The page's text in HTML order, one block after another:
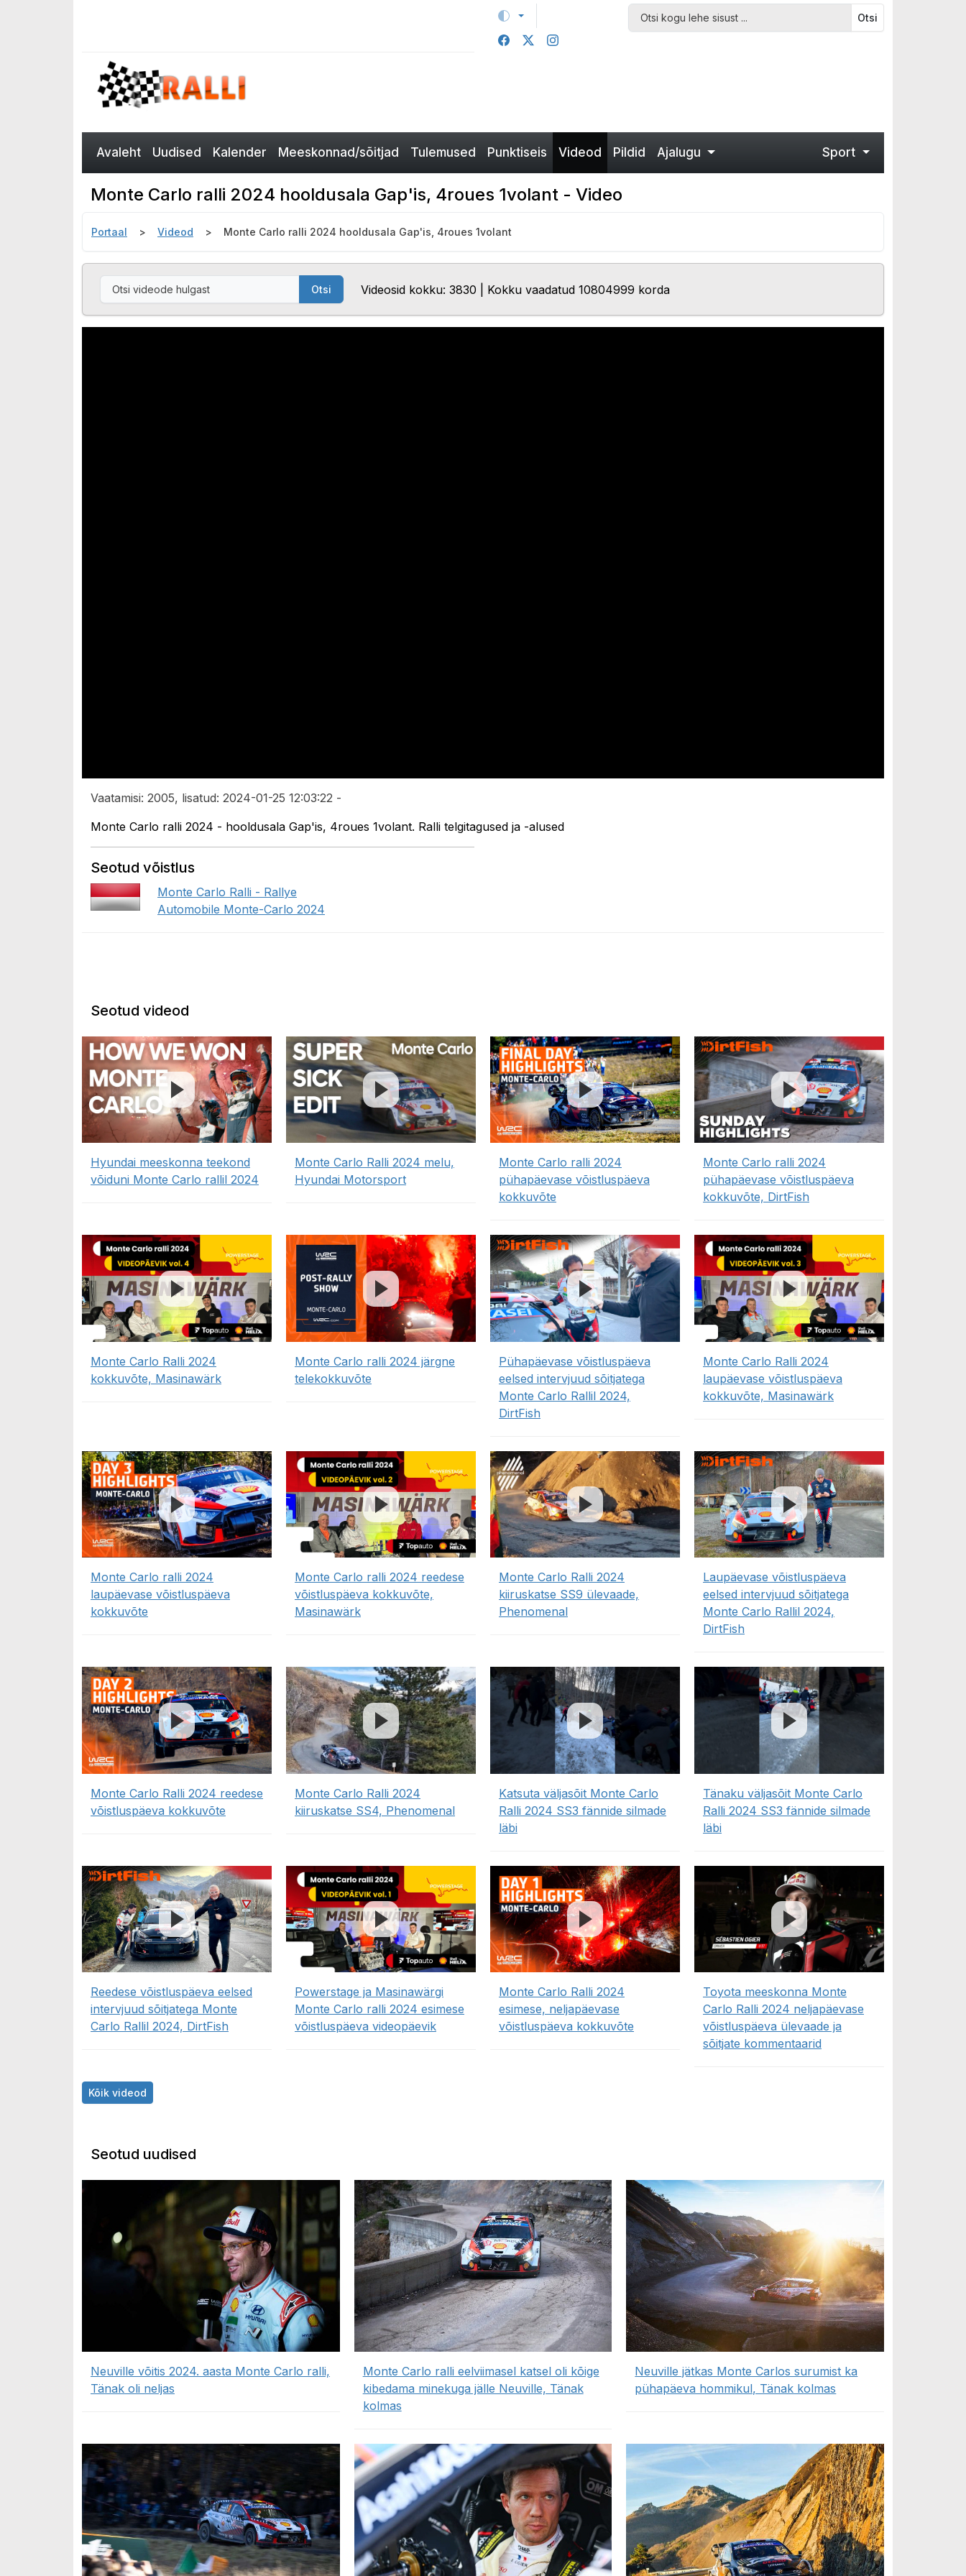
Otsi
Avaleht Uudised Kalender Meeskonnad/sõitjad Tulemused Punktiseis Videod Pildid Ajalugu Sport
Monte Carlo ralli 2024 hooldusala Gap'is, 4roues 1volant - Video
Portaal Videod Monte Carlo ralli 2024 hooldusala Gap'is, 4roues 1volant
Otsi Videosid kokku: 3830 | Kokku vaadatud 10804999 korda
Vaatamisi: 2005, lisatud: 2024-01-25 12:03:22 -
Monte Carlo ralli 2024 - hooldusala Gap'is, 4roues 1volant. Ralli telgitagused ja -alused
Seotud võistlus
Monte Carlo Ralli - Rallye
Automobile Monte-Carlo 2024
Seotud videod
Hyundai meeskonna teekond
võiduni Monte Carlo rallil 2024
Monte Carlo Ralli 2024 melu,
Hyundai Motorsport
Monte Carlo ralli 2024
pühapäevase võistluspäeva
kokkuvõte
Monte Carlo ralli 2024
pühapäevase võistluspäeva
kokkuvõte, DirtFish
Monte Carlo Ralli 2024
kokkuvõte, Masinawärk
Monte Carlo ralli 2024 järgne
telekokkuvõte
Pühapäevase võistluspäeva
eelsed intervjuud sõitjatega
Monte Carlo Rallil 2024,
DirtFish
Monte Carlo Ralli 2024
laupäevase võistluspäeva
kokkuvõte, Masinawärk
Monte Carlo ralli 2024
laupäevase võistluspäeva
kokkuvõte
Monte Carlo ralli 2024 reedese
võistluspäeva kokkuvõte,
Masinawärk
Monte Carlo Ralli 2024
kiiruskatse SS9 ülevaade,
Phenomenal
Laupäevase võistluspäeva
eelsed intervjuud sõitjatega
Monte Carlo Rallil 2024,
DirtFish
Monte Carlo Ralli 2024 reedese
võistluspäeva kokkuvõte
Monte Carlo Ralli 2024
kiiruskatse SS4, Phenomenal
Katsuta väljasõit Monte Carlo
Ralli 2024 SS3 fännide silmade
läbi
Tänaku väljasõit Monte Carlo
Ralli 2024 SS3 fännide silmade
läbi
Reedese võistluspäeva eelsed
intervjuud sõitjatega Monte
Carlo Rallil 2024, DirtFish
Powerstage ja Masinawärgi
Monte Carlo ralli 2024 esimese
võistluspäeva videopäevik
Monte Carlo Ralli 2024
esimese, neljapäevase
võistluspäeva kokkuvõte
Toyota meeskonna Monte
Carlo Ralli 2024 neljapäevase
võistluspäeva ülevaade ja
sõitjate kommentaarid
Kõik videod
Seotud uudised
Neuville võitis 2024. aasta Monte Carlo ralli,
Tänak oli neljas
Monte Carlo ralli eelviimasel katsel oli kõige
kibedama minekuga jälle Neuville, Tänak
kolmas
Neuville jätkas Monte Carlos surumist ka
pühapäeva hommikul, Tänak kolmas